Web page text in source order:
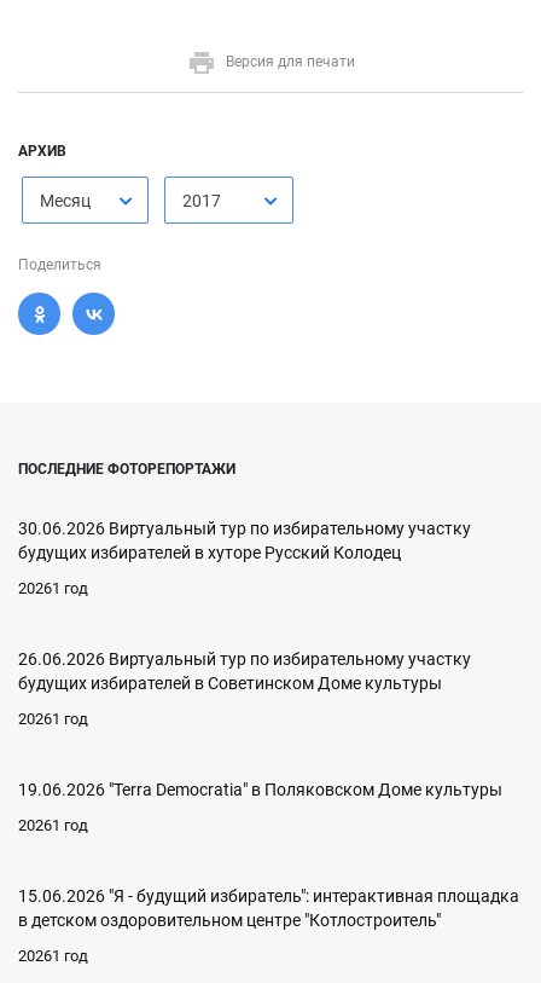
Версия для печати
АРХИВ
Месяц 2017
Поделиться
ПОСЛЕДНИЕ ФОТОРЕПОРТАЖИ
30.06.2026 Виртуальный тур по избирательному участку
будущих избирателей в хуторе Русский Колодец
20261 год
26.06.2026 Виртуальный тур по избирательному участку
будущих избирателей в Советинском Доме культуры
20261 год
19.06.2026 "Terra Democratia" в Поляковском Доме культуры
20261 год
15.06.2026 "Я - будущий избиратель": интерактивная площадка
в детском оздоровительном центре "Котлостроитель"
20261 год